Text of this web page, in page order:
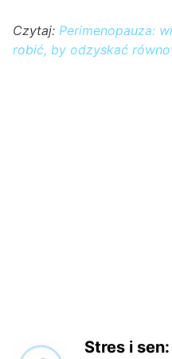
Czytaj: Perimenopauza:
robić, by odzyskać
Stres i